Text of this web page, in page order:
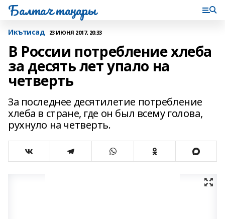
Балтач таңнары
Икътисад 23 ИЮНЯ 2017, 20:33
В России потребление хлеба
за десять лет упало на
четверть
За последнее десятилетие потребление
хлеба в стране, где он был всему голова,
рухнуло на четверть.